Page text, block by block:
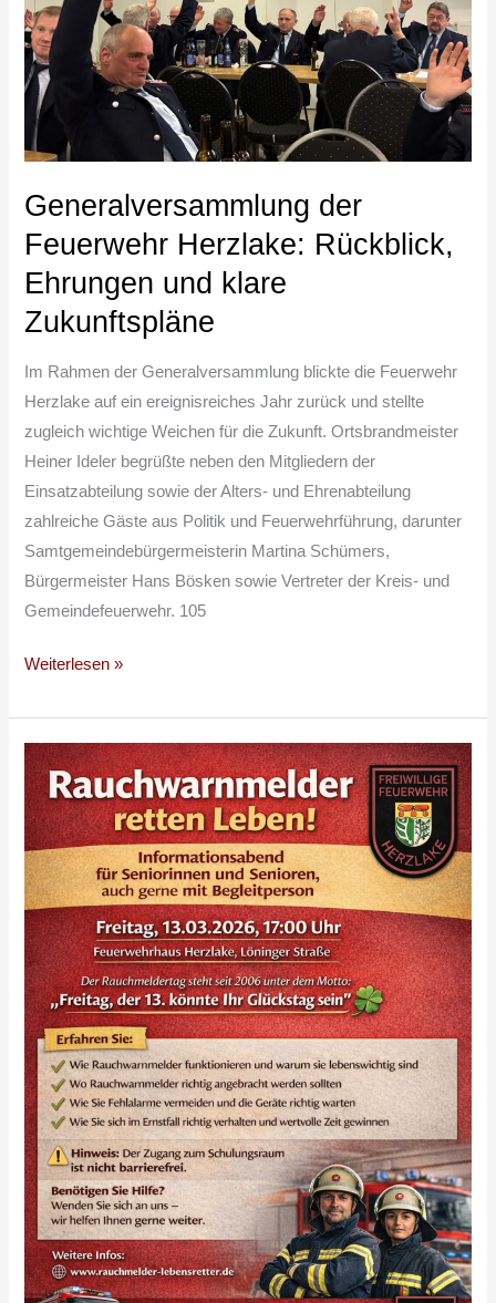
Generalversammlung der
Feuerwehr Herzlake: Rückblick,
Ehrungen und klare
Zukunftspläne
Im Rahmen der Generalversammlung blickte die Feuerwehr
Herzlake auf ein ereignisreiches Jahr zurück und stellte
zugleich wichtige Weichen für die Zukunft. Ortsbrandmeister
Heiner Ideler begrüßte neben den Mitgliedern der
Einsatzabteilung sowie der Alters- und Ehrenabteilung
zahlreiche Gäste aus Politik und Feuerwehrführung, darunter
Samtgemeindebürgermeisterin Martina Schümers,
Bürgermeister Hans Bösken sowie Vertreter der Kreis- und
Gemeindefeuerwehr. 105
und
klare
Zukunftspläne
Weiterlesen »
Rauchwarnmeldertag
13.03.2026